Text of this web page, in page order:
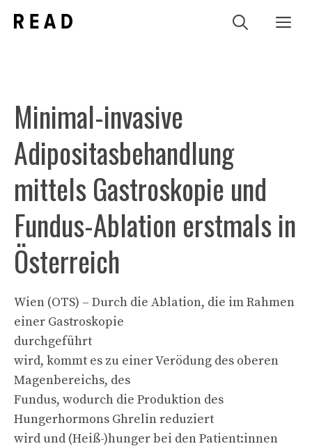
Inhalt
Minimal-invasive
Adipositasbehandlung
mittels Gastroskopie und
Fundus-Ablation erstmals in
Österreich
Wien (OTS) – Durch die Ablation, die im Rahmen
einer Gastroskopie
durchgeführt
wird, kommt es zu einer Verödung des oberen
Magenbereichs, des
Fundus, wodurch die Produktion des
Hungerhormons Ghrelin reduziert
wird und (Heiß-)hunger bei den Patient:innen